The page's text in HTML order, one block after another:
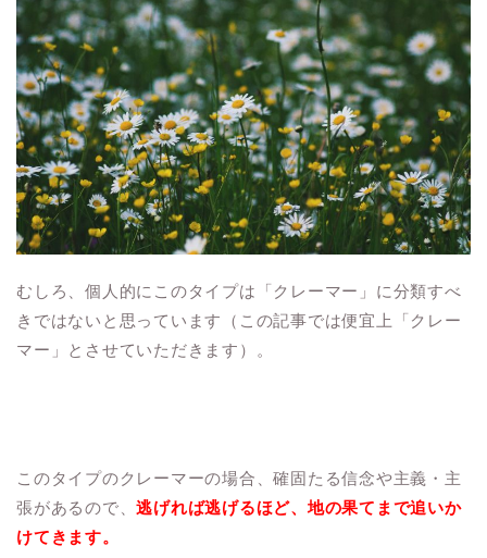
むしろ、個人的にこのタイプは「クレーマー」に分類すべ
きではないと思っています（この記事では便宜上「クレー
マー」とさせていただきます）。
このタイプのクレーマーの場合、確固たる信念や主義・主
張があるので、逃げれば逃げるほど、地の果てまで追いか
けてきます。